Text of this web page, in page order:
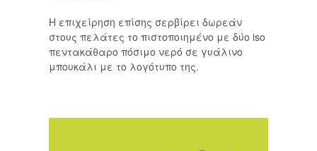
Η επιχείρηση επίσης σερβίρει δωρεάν
στους πελάτες το πιστοποιημένο με δύο iso
πεντακάθαρο πόσιμο νερό σε γυάλινο
μπουκάλι με το λογότυπο της.